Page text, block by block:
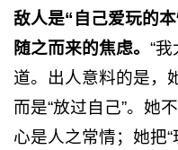
敌人是“自己爱玩的
随之而来的焦虑。 “
道。出人意料的是，
而是“放过自己”。她
心是人之常情；她把